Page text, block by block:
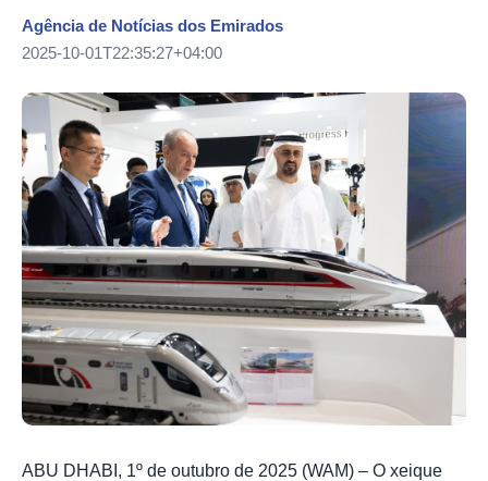
Agência de Notícias dos Emirados
2025-10-01T22:35:27+04:00
ABU DHABI, 1º de outubro de 2025 (WAM) – O xeique